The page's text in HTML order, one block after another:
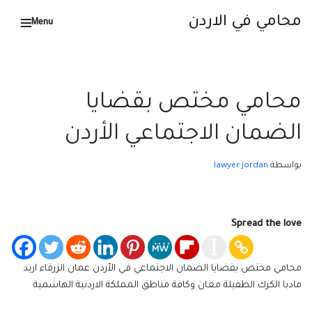
محامي في الاردن Menu
محامي مختص بقضايا
الضمان الاجتماعي الأردن
بواسطة lawyer jordan
Spread the love
محامي مختص بقضايا الضمان الاجتماعي في الأردن عمان الزرقاء اربد
مادبا الكرك الطفيلة معان وكافة مناطق المملكة الاردنية الهاشمية